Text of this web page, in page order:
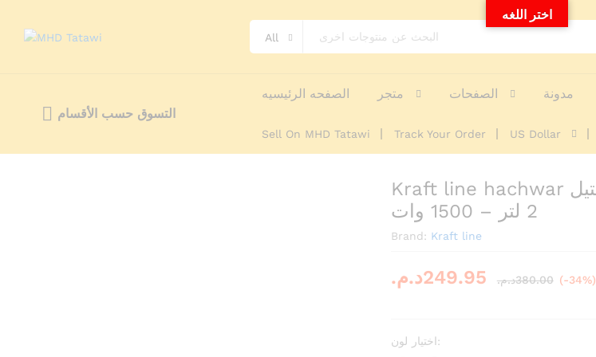
All
التسوق حسب الأقسام
الصفحه الرئيسيه متجر الصفحات مدونة
Sell On MHD Tatawi Track Your Order US Dollar
Kraft line hachwar مفرمة كهربائية استانلس ستيل
2 لتر – 1500 وات
Brand: Kraft line
249.95د.م. 380.00د.م. (-34%)
اختيار لون:
اختر اللغه
Kraft line hachwar مفرمة كهربائية استانلس ستيل 2 لتر - 1500 وات